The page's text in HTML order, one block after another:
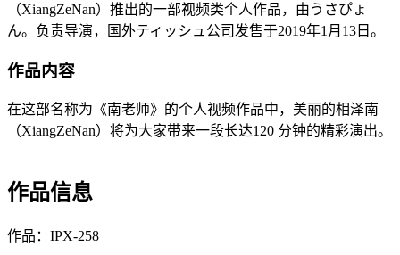
（XiangZeNan）推出的一部视频类个人作品，由うさぴょ
ん。负责导演，国外ティッシュ公司发售于2019年1月13日。
作品内容
在这部名称为《南老师》的个人视频作品中，美丽的相泽南
（XiangZeNan）将为大家带来一段长达120 分钟的精彩演出。
作品信息
作品：IPX-258